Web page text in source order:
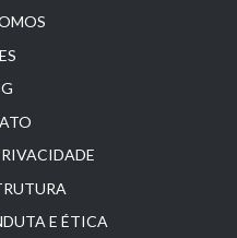
E ÉTICA